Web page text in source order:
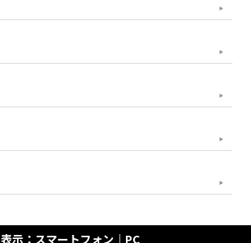
表示：スマートフォン｜ PC